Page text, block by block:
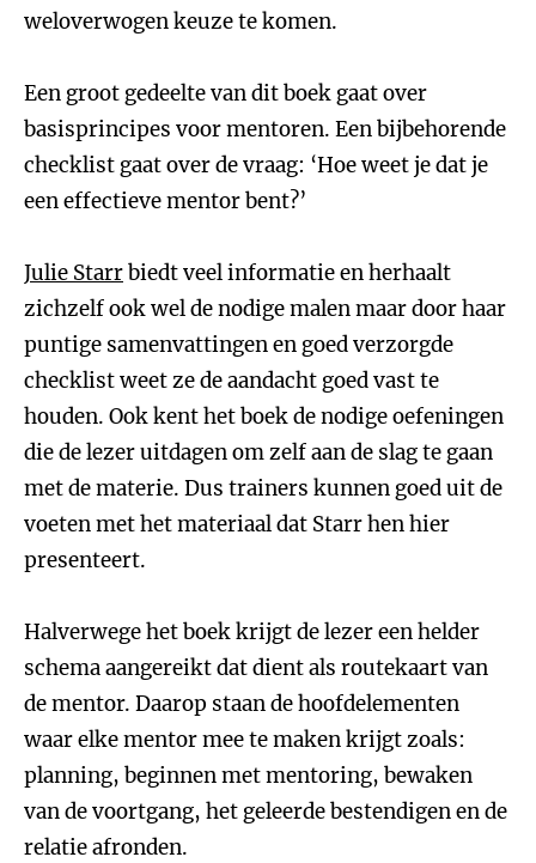
weloverwogen keuze te komen.
Een groot gedeelte van dit boek gaat over
basisprincipes voor mentoren. Een bijbehorende
checklist gaat over de vraag: ‘Hoe weet je dat je
een effectieve mentor bent?’
Julie Starrbiedt veel informatie en herhaalt
zichzelf ook wel de nodige malen maar door haar
puntige samenvattingen en goed verzorgde
checklist weet ze de aandacht goed vast te
houden. Ook kent het boek de nodige oefeningen
die de lezer uitdagen om zelf aan de slag te gaan
met de materie. Dus trainers kunnen goed uit de
voeten met het materiaal dat Starr hen hier
presenteert.
Halverwege het boek krijgt de lezer een helder
schema aangereikt dat dient als routekaart van
de mentor. Daarop staan de hoofdelementen
waar elke mentor mee te maken krijgt zoals:
planning, beginnen met mentoring, bewaken
van de voortgang, het geleerde bestendigen en de
relatie afronden.